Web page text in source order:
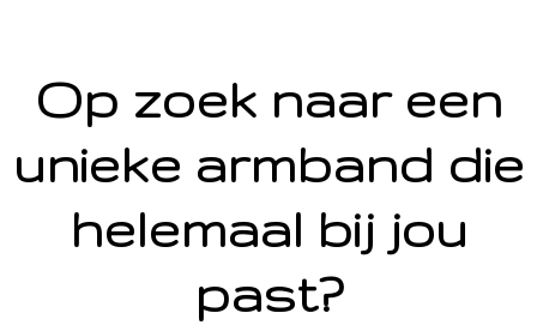
Op zoek naar een
unieke armband die
helemaal bij jou
past?